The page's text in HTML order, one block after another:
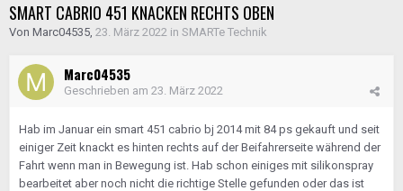
SMART CABRIO 451 KNACKEN RECHTS OBEN
Von Marc04535, 23. März 2022 in SMARTe Technik
Marc04535
Geschrieben am 23. März 2022
Hab im Januar ein smart 451 cabrio bj 2014 mit 84 ps gekauft und seit
einiger Zeit knackt es hinten rechts auf der Beifahrerseite während der
Fahrt wenn man in Bewegung ist. Hab schon einiges mit silikonspray
bearbeitet aber noch nicht die richtige Stelle gefunden oder das ist